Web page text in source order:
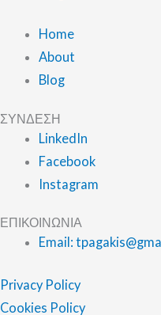
Home
About
Blog
ΣΥΝΔΕΣΗ
LinkedIn
Facebook
Instagram
ΕΠΙΚΟΙΝΩΝΙΑ
Email:
Privacy Policy
Cookies Policy